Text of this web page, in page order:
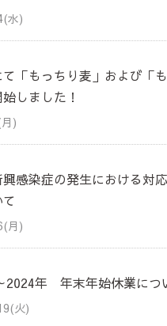
水)
「もっちり麦」および「
しました！
)
感染症の発生における対
月)
2024年 年末年始休業につ
火)